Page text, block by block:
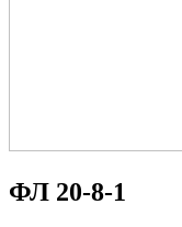
ФЛ 20-8-1